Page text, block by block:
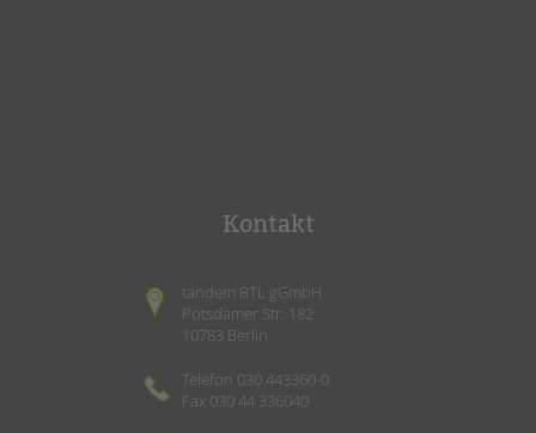
Kontakt
tandem BTL gGmbH
Potsdamer Str. 182
10783 Berlin
Telefon 030 443360-0
Fax 030 44 336040